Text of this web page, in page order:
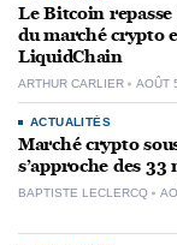
Le Bitcoin
du marché crypto
LiquidChain
ARTHUR CARLIER AOÛT
ACTUALITÉS
Marché crypto
s’approche des
BAPTISTE LECLERCQ